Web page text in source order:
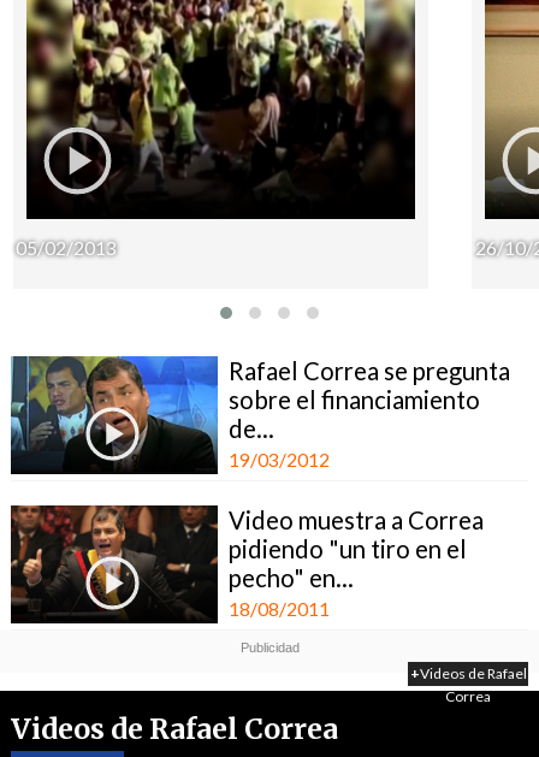
05/02/2013 26/10/
Rafael Correa se pregunta
sobre el financiamiento
de...
19/03/2012
Video muestra a Correa
pidiendo "un tiro en el
pecho" en...
18/08/2011
Videos de Rafael Correa
+Videos de Rafael
Correa